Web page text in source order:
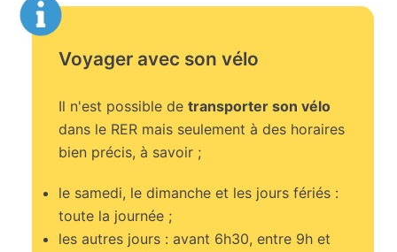
Voyager avec son vélo
Il n'est possible detransporter son vélo
dans le RER mais seulement à des horaires
bien précis, à savoir ;
le samedi, le dimanche et les jours fériés :
toute la journée ;
les autres jours : avant 6h30, entre 9h et